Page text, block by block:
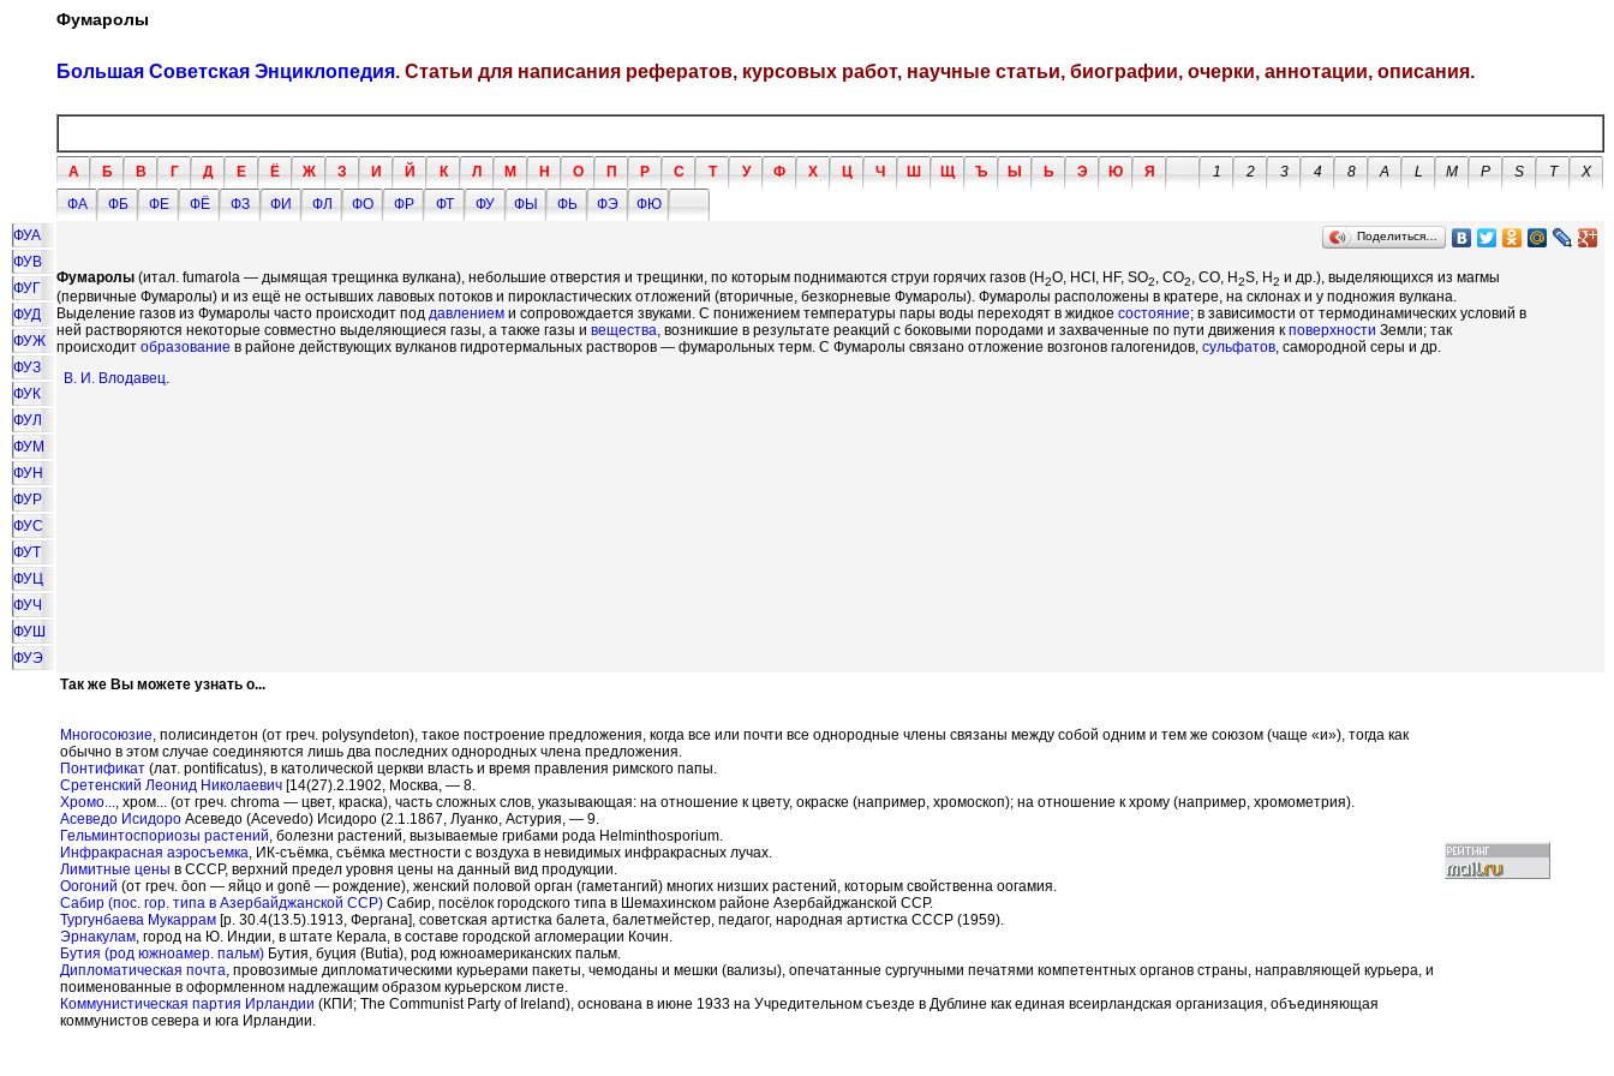
Фумаролы
Большая Советская Энциклопедия. Статьи для написания рефератов, курсовых работ, научные статьи, биографии, очерки, аннотации, описания.
А Б В Г Д Е Ё Ж З И Й К Л М Н О П Р С Т У Ф Х Ц Ч Ш Щ Ъ Ы Ь Э Ю Я 1 2 3 4 8 A L M P S T
X
ФА
ФБ ФЕ ФЁ ФЗ ФИ ФЛ ФО ФР ФТ ФУ ФЫ ФЬ ФЭ
ФЮ
ФУА
ФУВ
ФУГ
ФУД
ФУЖ
ФУЗ
ФУК
ФУЛ
ФУМ
ФУН
ФУР
ФУС
ФУТ
ФУЦ
ФУЧ
ФУШ
ФУЭ
Поделиться…
Фумаролы (итал. fumarola — дымящая трещинка вулкана), небольшие отверстия и трещинки, по которым поднимаются струи горячих газов (H2O, HCI, HF, SO2, CO2, CO, H2S, H2 и др.), выделяющихся из магмы
(первичные Фумаролы) и из ещё не остывших лавовых потоков и пирокластических отложений (вторичные, безкорневые Фумаролы). Фумаролы расположены в кратере, на склонах и у подножия вулкана.
Выделение газов из Фумаролы часто происходит под давлением и сопровождается звуками. С понижением температуры пары воды переходят в жидкое состояние; в зависимости от термодинамических условий в
ней растворяются некоторые совместно выделяющиеся газы, а также газы и вещества, возникшие в результате реакций с боковыми породами и захваченные по пути движения к поверхности Земли; так
происходит образование в районе действующих вулканов гидротермальных растворов — фумарольных терм. С Фумаролы связано отложение возгонов галогенидов, сульфатов, самородной серы и др.
В. И. Влодавец.
Так же Вы можете узнать о...
Многосоюзие, полисиндетон (от греч. polysyndeton), такое построение предложения, когда все или почти все однородные члены связаны между собой одним и тем же союзом (чаще «и»), тогда как
обычно в этом случае соединяются лишь два последних однородных члена предложения.
Понтификат (лат. pontificatus), в католической церкви власть и время правления римского папы.
Сретенский Леонид Николаевич [14(27).2.1902, Москва, — 8.
Хромо..., хром... (от греч. chroma — цвет, краска), часть сложных слов, указывающая: на отношение к цвету, окраске (например, хромоскоп); на отношение к хрому (например, хромометрия).
Асеведо Исидоро Асеведо (Acevedo) Исидоро (2.1.1867, Луанко, Астурия, — 9.
Гельминтоспориозы растений, болезни растений, вызываемые грибами рода Helminthosporium.
Инфракрасная аэросъемка, ИК-съёмка, съёмка местности с воздуха в невидимых инфракрасных лучах.
Лимитные цены в СССР, верхний предел уровня цены на данный вид продукции.
Оогоний (от греч. ōon — яйцо и gonē — рождение), женский половой орган (гаметангий) многих низших растений, которым свойственна оогамия.
Сабир (пос. гор. типа в Азербайджанской ССР) Сабир, посёлок городского типа в Шемахинском районе Азербайджанской ССР.
Тургунбаева Мукаррам [р. 30.4(13.5).1913, Фергана], советская артистка балета, балетмейстер, педагог, народная артистка СССР (1959).
Эрнакулам, город на Ю. Индии, в штате Керала, в составе городской агломерации Кочин.
Бутия (род южноамер. пальм) Бутия, буция (Butia), род южноамериканских пальм.
Дипломатическая почта, провозимые дипломатическими курьерами пакеты, чемоданы и мешки (вализы), опечатанные сургучными печатями компетентных органов страны, направляющей курьера, и
поименованные в оформленном надлежащим образом курьерском листе.
Коммунистическая партия Ирландии (КПИ; The Communist Party of Ireland), основана в июне 1933 на Учредительном съезде в Дублине как единая всеирландская организация, объединяющая
коммунистов севера и юга Ирландии.